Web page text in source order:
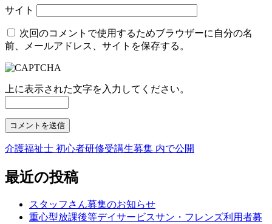
サイト
次回のコメントで使用するためブラウザーに自分の名
前、メールアドレス、サイトを保存する。
上に表示された文字を入力してください。
投
稿
介護福祉士 初心者研修受講生募集 内で公開
最近の投稿
スタッフさん募集のお知らせ
重心型放課後等デイサービスサン・フレンズ利用者募